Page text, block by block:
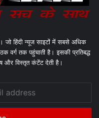
जो हिंदी न्यूज साइटों में सबसे अधिक
वर्ग तक पहुंचाती है। इसकी प्रतिबद्ध
और विस्तृत कंटेंट देती है।